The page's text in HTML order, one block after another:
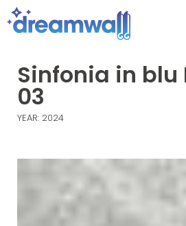
Sinfonia in blu
03
YEAR: 2024